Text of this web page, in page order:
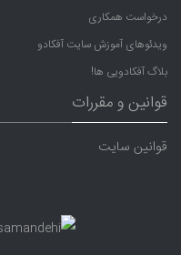
درخواست همکاری
ویدئوهای آموزش سایت آفکادو
بلاگ آفکادویی ها!
قوانین و مقررات
قوانین سایت